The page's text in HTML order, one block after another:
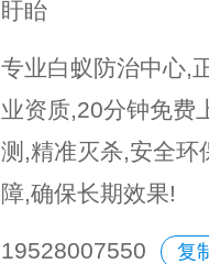
盱眙
专业白蚁防治中心,
业资质,20分钟免费
测,精准灭杀,安全环
障,确保长期效果!
19528007550 复